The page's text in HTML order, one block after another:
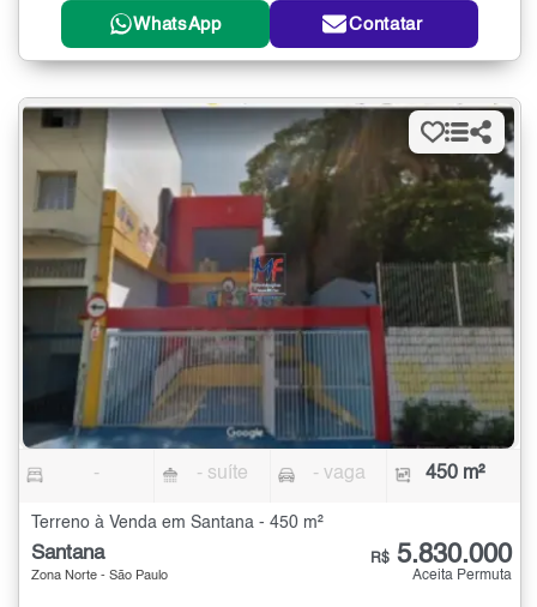
WhatsApp Contatar
- - suíte - vaga 450 m²
Terreno à Venda em Santana - 450 m²
Santana
Zona Norte - São Paulo
R$ 5.830.000
Aceita Permuta